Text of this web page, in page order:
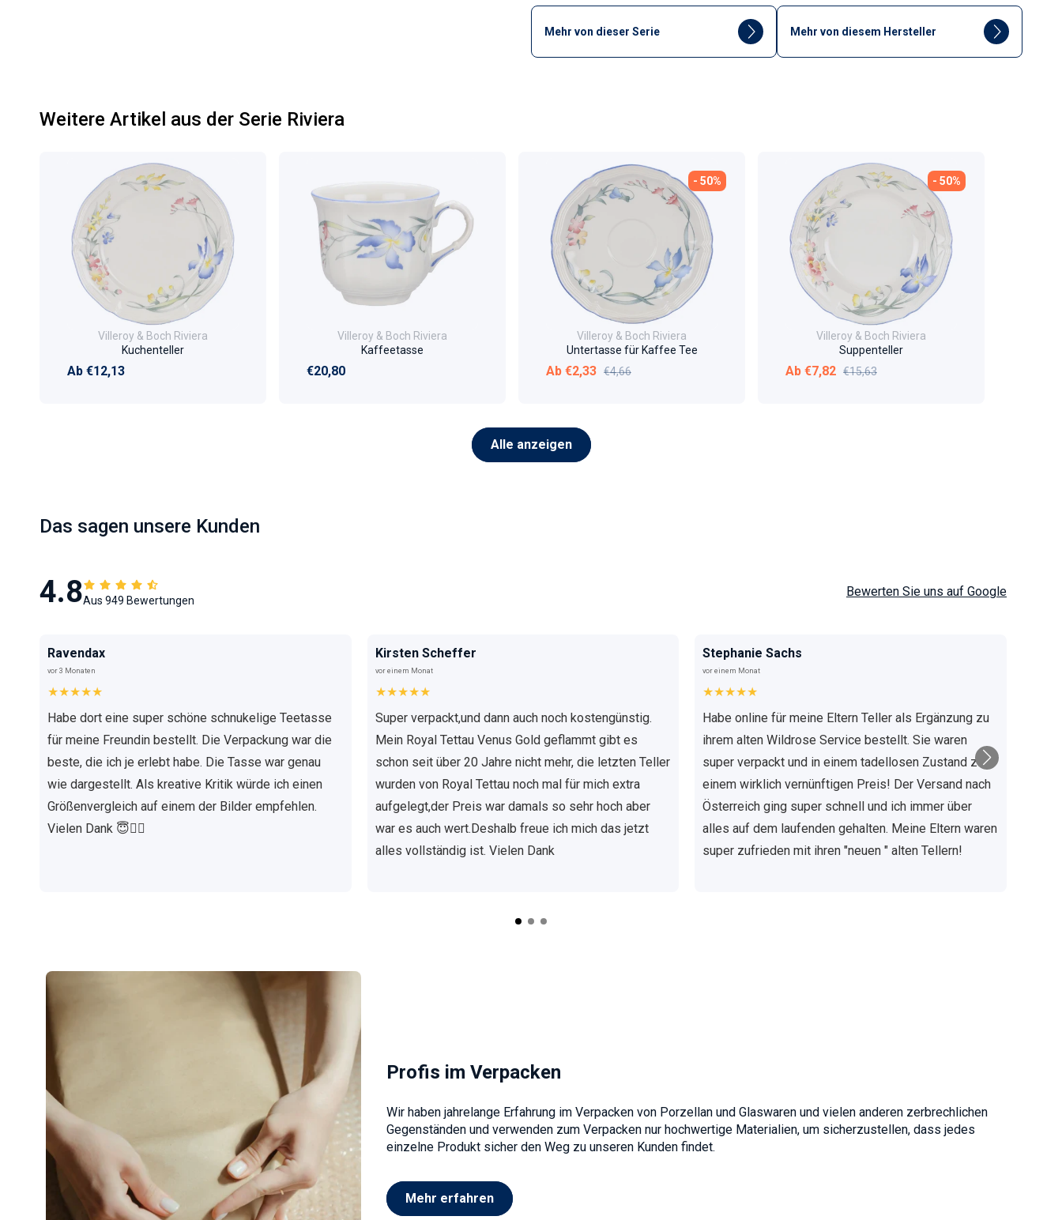
Mehr von dieser Serie Mehr von diesem Hersteller
Weitere Artikel aus der Serie Riviera
Villeroy & Boch Riviera
Kuchenteller
Normaler Preis
Ab €12,13
Villeroy & Boch Riviera
Kaffeetasse
Normaler Preis
€20,80
- 50%
Villeroy & Boch Riviera
Untertasse für Kaffee Tee
Verkaufspreis
Ab €2,33 Normaler Preis
€4,66
- 50%
Villeroy & Boch Riviera
Suppenteller
Verkaufspreis
Ab €7,82 Normaler Preis
€15,63
Alle anzeigen
Das sagen unsere Kunden
4.8Aus 949 Bewertungen
Bewerten Sie uns auf Google
Ravendax
vor 3 Monaten
★★★★★
Habe dort eine super schöne schnukelige Teetasse
für meine Freundin bestellt. Die Verpackung war die
beste, die ich je erlebt habe. Die Tasse war genau
wie dargestellt. Als kreative Kritik würde ich einen
Größenvergleich auf einem der Bilder empfehlen.
Vielen Dank 😇✌🏼
Kirsten Scheffer
vor einem Monat
★★★★★
Super verpackt,und dann auch noch kostengünstig.
Mein Royal Tettau Venus Gold geflammt gibt es
schon seit über 20 Jahre nicht mehr, die letzten Teller
wurden von Royal Tettau noch mal für mich extra
aufgelegt,der Preis war damals so sehr hoch aber
war es auch wert.Deshalb freue ich mich das jetzt
alles vollständig ist. Vielen Dank
Stephanie Sachs
vor einem Monat
★★★★★
Habe online für meine Eltern Teller als Ergänzung zu
ihrem alten Wildrose Service bestellt. Sie waren
super verpackt und in einem tadellosen Zustand zu
einem wirklich vernünftigen Preis! Der Versand nach
Österreich ging super schnell und ich immer über
alles auf dem laufenden gehalten. Meine Eltern waren
super zufrieden mit ihren "neuen " alten Tellern!
Profis im Verpacken
Wir haben jahrelange Erfahrung im Verpacken von Porzellan und Glaswaren und vielen anderen zerbrechlichen
Gegenständen und verwenden zum Verpacken nur hochwertige Materialien, um sicherzustellen, dass jedes
einzelne Produkt sicher den Weg zu unseren Kunden findet.
Mehr erfahren